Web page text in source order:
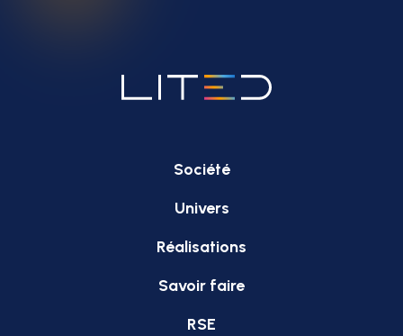
Société
Univers
Réalisations
Savoir faire
RSE